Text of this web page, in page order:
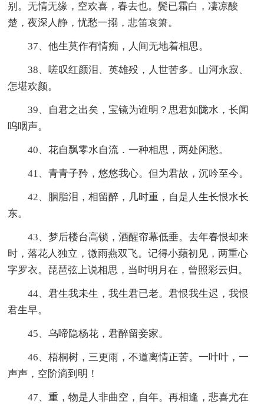
别。无情无缘，空欢喜，春去也。鬓已霜白，凄凉酸
楚，夜深人静，忧愁一搦，悲笛哀箫。
37、他生莫作有情痴，人间无地着相思。
38、嗟叹红颜泪、英雄殁，人世苦多。山河永寂、
怎堪欢颜。
39、自君之出矣，宝镜为谁明？思君如陇水，长闻
呜咽声。
40、花自飘零水自流．一种相思，两处闲愁。
41、青青子矜，悠悠我心。但为君故，沉吟至今。
42、胭脂泪，相留醉，几时重，自是人生长恨水长
东。
43、梦后楼台高锁，酒醒帘幕低垂。去年春恨却来
时，落花人独立，微雨燕双飞。记得小蘋初见，两重心
字罗衣。琵琶弦上说相思，当时明月在，曾照彩云归。
44、君生我未生，我生君已老。君恨我生迟，我恨
君生早。
45、乌啼隐杨花，君醉留妾家。
46、梧桐树，三更雨，不道离情正苦。一叶叶，一
声声，空阶滴到明！
47、重，物是人非曲空，自年。再相逢，悲喜尤在